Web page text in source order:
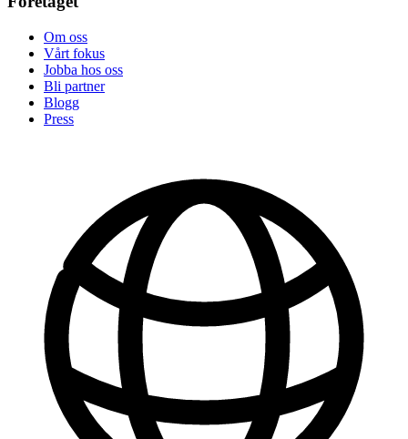
Om oss
Vårt fokus
Jobba hos oss
Bli partner
Blogg
Press